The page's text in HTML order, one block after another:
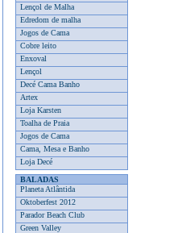
Lençol de Malha
Edredom de malha
Jogos de Cama
Cobre leito
Enxoval
Lençol
Decé Cama Banho
Artex
Loja Karsten
Toalha de Praia
Jogos de Cama
Cama, Mesa e Banho
Loja Decé
BALADAS
Planeta Atlântida
Oktoberfest 2012
Parador Beach Club
Green Valley